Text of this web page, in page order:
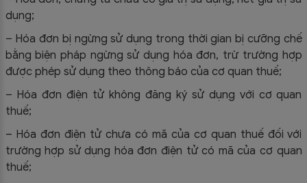
dụng;
– Hóa đơn bị ngừng sử dụng trong thời gian bị cưỡng chế
bằng biện pháp ngừng sử dụng hóa đơn, trừ trường hợp
được phép sử dụng theo thông báo của cơ quan thuế;
– Hóa đơn điện tử không đăng ký sử dụng với cơ quan
thuế;
– Hóa đơn điện tử chưa có mã của cơ quan thuế đối với
trường hợp sử dụng hóa đơn điện tử có mã của cơ quan
thuế;